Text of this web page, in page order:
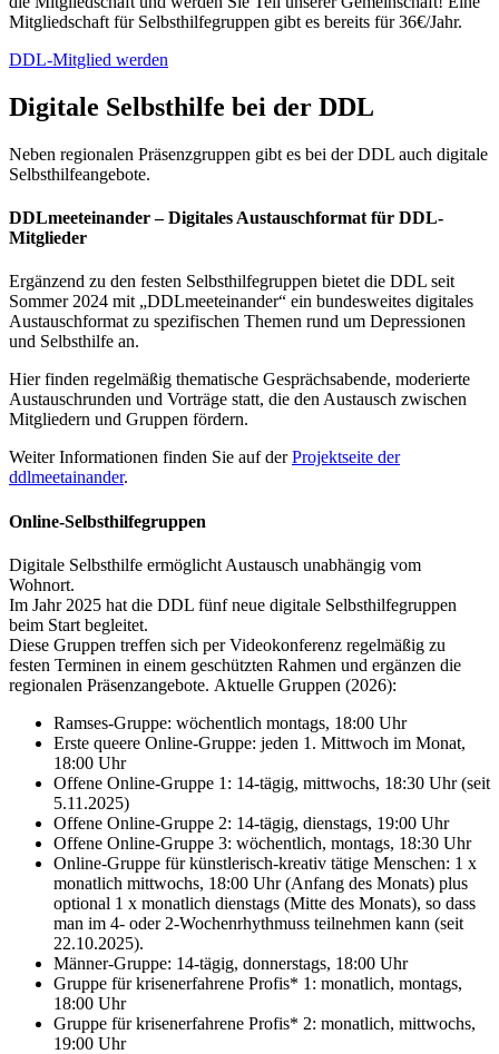
Mitgliedschaft für Selbsthilfegruppen gibt es bereits für 36€/Jahr.
DDL-Mitglied werden
Digitale Selbsthilfe bei der DDL
Neben regionalen Präsenzgruppen gibt es bei der DDL auch digitale
Selbsthilfeangebote.
DDLmeeteinander – Digitales Austauschformat für DDL-
Mitglieder
Ergänzend zu den festen Selbsthilfegruppen bietet die DDL seit
Sommer 2024 mit „DDLmeeteinander“ ein bundesweites digitales
Austauschformat zu spezifischen Themen rund um Depressionen
und Selbsthilfe an.
Hier finden regelmäßig thematische Gesprächsabende, moderierte
Austauschrunden und Vorträge statt, die den Austausch zwischen
Mitgliedern und Gruppen fördern.
Weiter Informationen finden Sie auf derProjektseite der
ddlmeetainander.
Online-Selbsthilfegruppen
Digitale Selbsthilfe ermöglicht Austausch unabhängig vom
Wohnort.
Im Jahr 2025 hat die DDL fünf neue digitale Selbsthilfegruppen
beim Start begleitet.
Diese Gruppen treffen sich per Videokonferenz regelmäßig zu
festen Terminen in einem geschützten Rahmen und ergänzen die
regionalen Präsenzangebote. Aktuelle Gruppen (2026):
Ramses-Gruppe: wöchentlich montags, 18:00 Uhr
Erste queere Online-Gruppe: jeden 1. Mittwoch im Monat,
18:00 Uhr
Offene Online-Gruppe 1: 14-tägig, mittwochs, 18:30 Uhr (seit
5.11.2025)
Offene Online-Gruppe 2: 14-tägig, dienstags, 19:00 Uhr
Offene Online-Gruppe 3: wöchentlich, montags, 18:30 Uhr
Online-Gruppe für künstlerisch-kreativ tätige Menschen: 1 x
monatlich mittwochs, 18:00 Uhr (Anfang des Monats) plus
optional 1 x monatlich dienstags (Mitte des Monats), so dass
man im 4- oder 2-Wochenrhythmuss teilnehmen kann (seit
22.10.2025).
Männer-Gruppe: 14-tägig, donnerstags, 18:00 Uhr
Gruppe für krisenerfahrene Profis* 1: monatlich, montags,
18:00 Uhr
Gruppe für krisenerfahrene Profis* 2: monatlich, mittwochs,
19:00 Uhr